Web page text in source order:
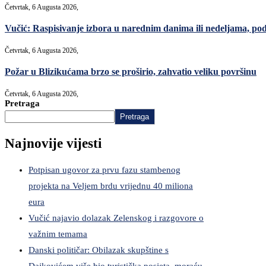
Četvrtak, 6 Augusta 2026,
Vučić: Raspisivanje izbora u narednim danima ili nedeljama,
Četvrtak, 6 Augusta 2026,
Požar u Blizikućama brzo se proširio, zahvatio veliku površinu
Četvrtak, 6 Augusta 2026,
Pretraga
Pretraga
Najnovije vijesti
Potpisan ugovor za prvu fazu stambenog
projekta na Veljem brdu vrijednu 40 miliona
eura
Vučić najavio dolazak Zelenskog i razgovore o
važnim temama
Danski političar: Obilazak skupštine s